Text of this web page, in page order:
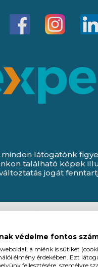
látogatónk
található képek
jogát
védelme fontos
a miénk is sütiket
élmény érdekében. Ezt
fejlesztésére, személyre